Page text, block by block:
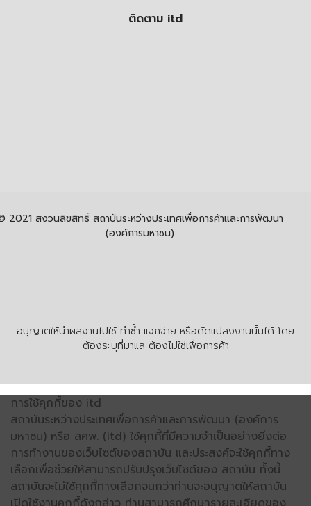
ติดตาม itd
อนุญาตให้นำผลงานไปใช้ ทำซ้ำ แจกจ่าย หรือดัดแปลงงานนั้นได้ โดย
ต้องระบุที่มาและต้องไม่ใช่เพื่อการค้า
2021 สงวนลิขสิทธิ์ สถาบันระหว่างประเทศเพื่อการค้าและการพัฒนา
(องค์การมหาชน)
การใช้คุกกี้ของ itd
สถาบันระหว่างประเทศเพื่อการค้าและการพัฒนา (องค์การ
มหาชน) หรือ สคพ. (itd) ใช้คุกกี้ที่มีความจำเป็นอย่างยิ่งต่อ
การทำงานของเว็บไซต์ของสถาบัน และประสงค์จะใช้คุกกี้ทาง
เลือกเพื่อช่วยให้สามารถปรับปรุงเว็บไซต์ของ สถาบัน ทั้งนี้
สถาบันจะไม่ใช้คุกกี้ทางเลือกจนกว่าท่านจะอนุญาตให้สถาบัน